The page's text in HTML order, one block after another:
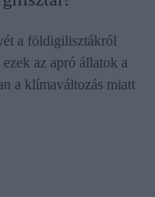
a földigilisztákról
az apró állatok a
a klímaváltozás miatt